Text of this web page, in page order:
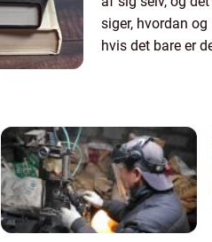
siger, hvordan
hvis det bare er